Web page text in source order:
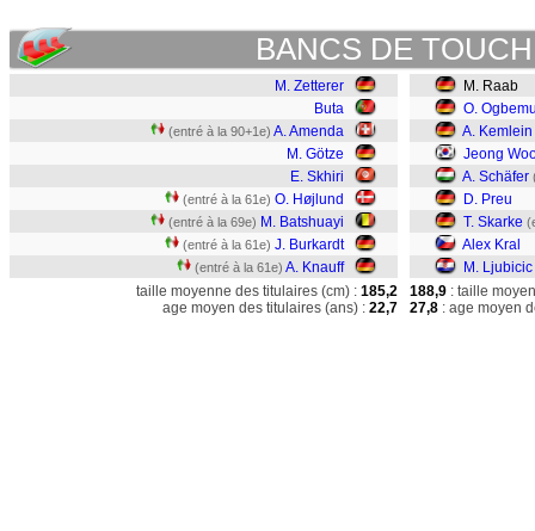
BANCS DE
M. Zetterer
Buta
(entré à la 90+1e) A. Amenda
M. Götze
E. Skhiri
(entré à la 61e) O. Højlund
(entré à la 69e) M. Batshuayi
(entré à la 61e) J. Burkardt
(entré à la 61e) A. Knauff
M. Raab
O.
A. Kemlein
Jeong
A. Schäfer
D. Preu
T. Skarke
Alex Kral
M. Ljubicic
taille moyenne des titulaires (cm) : 185,2
age moyen des titulaires (ans) : 22,7
188,9 : taille
27,8 : age moyen